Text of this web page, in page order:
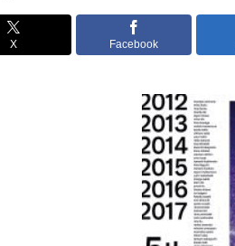
X Facebook